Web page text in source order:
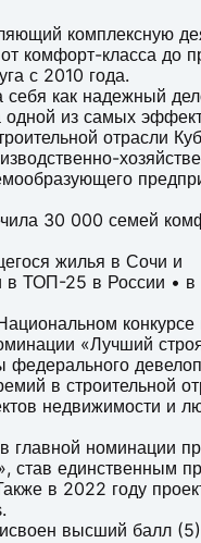
комплексную
от комфорт-класса до
с 2010 года.
как надежный
одной из самых
отрасли
30 000 семей
жилья в Сочи и
ТОП-25 в России • в
«Лучший
федерального
в строительной
недвижимости и
главной номинации
став единственным
в 2022 году
высший балл